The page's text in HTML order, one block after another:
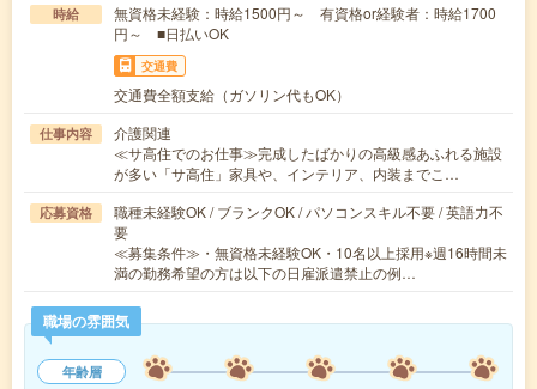
時給
無資格未経験：時給1500円～ 有資格or経験者：時給1700
円～ ■日払いOK
交通費
交通費全額支給（ガソリン代もOK）
仕事内容
介護関連
≪サ高住でのお仕事≫完成したばかりの高級感あふれる施設
が多い「サ高住」家具や、インテリア、内装までこ…
応募資格
職種未経験OK / ブランクOK / パソコンスキル不要 / 英語力不
要
≪募集条件≫・無資格未経験OK・10名以上採用※週16時間未
満の勤務希望の方は以下の日雇派遣禁止の例…
職場の雰囲気
年齢層